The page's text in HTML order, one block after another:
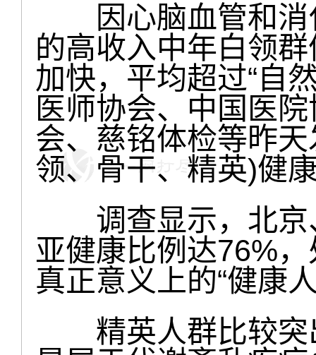
因心脑血管和消
的高收入中年白领
加快，平均超过“自
医师协会、中国医
会、慈铭体检等昨
领、骨干、精英)健
调查显示，北京
亚健康比例达76%
真正意义上的“健康
精英人群比较突